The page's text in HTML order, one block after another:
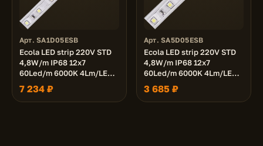
Арт. SA1D05ESB
Ecola LED strip 220V STD
4,8W/m IP68 12x7
60Led/m 6000K 4Lm/LED
240Lm/m лента 100м.
7 234 ₽
Арт. SA5D05ESB
Ecola LED strip 220V STD
4,8W/m IP68 12x7
60Led/m 6000K 4Lm/LED
240Lm/m лента 50м.
3 685 ₽